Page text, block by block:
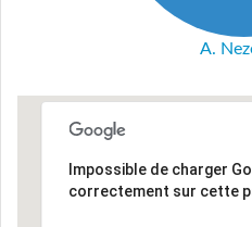
A.
Impossible de charger
correctement sur cette